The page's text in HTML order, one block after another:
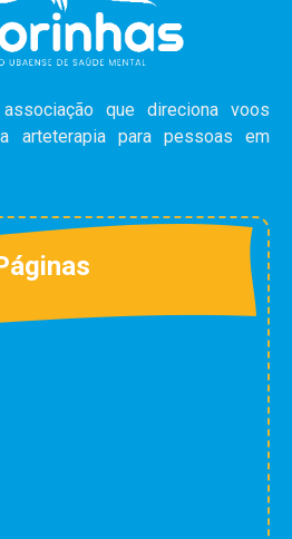
que direciona voos
arteterapia para pessoas em